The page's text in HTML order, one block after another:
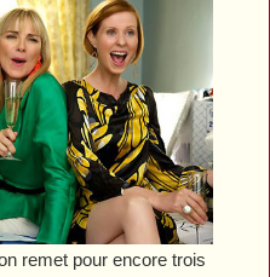
remet pour encore trois